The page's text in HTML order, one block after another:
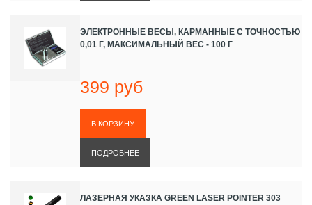
ЭЛЕКТРОННЫЕ ВЕСЫ, КАРМАННЫЕ С ТОЧНОСТЬЮ
0,01 Г, МАКСИМАЛЬНЫЙ ВЕС - 100 Г
399 руб
ПОДРОБНЕЕ
ЛАЗЕРНАЯ УКАЗКА GREEN LASER POINTER 303